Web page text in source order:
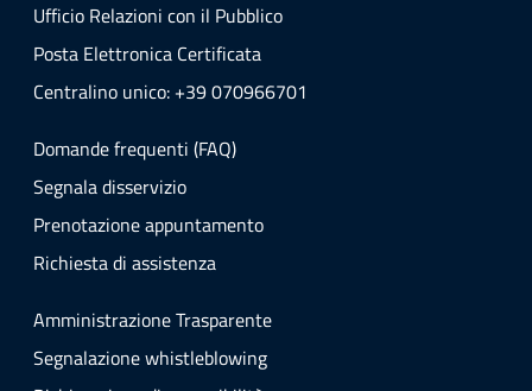
Ufficio Relazioni con il Pubblico
Posta Elettronica Certificata
Centralino unico: +39 070966701
Domande frequenti (FAQ)
Segnala disservizio
Prenotazione appuntamento
Richiesta di assistenza
Amministrazione Trasparente
Segnalazione whistleblowing